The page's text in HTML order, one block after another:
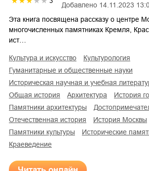
Добавлено 14.11.2023
Эта книга посвящена рассказу о центре
многочисленных памятниках Кремля,
ист…
культура и искусство
культурология
гуманитарные и общественные науки
историческая научная и учебная
общая история
архитектура
история
памятники архитектуры
отечественная история
история Москвы
памятники культуры
исторические
краеведение